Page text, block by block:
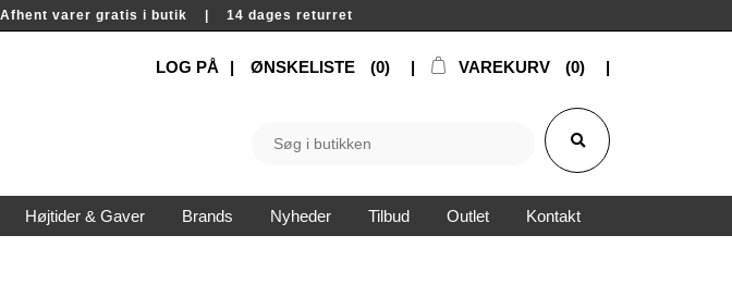
varer gratis i butik | 14 dages returret
LOG PÅ ØNSKELISTE (0) VAREKURV (0)
Højtider & Gaver Brands Nyheder Tilbud Outlet Kontakt